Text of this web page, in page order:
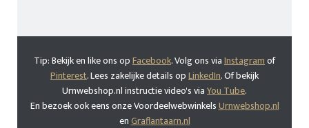
Tip: Bekijk en like ons opFacebook. Volg ons viaInstagramof
Pinterest. Lees zakelijke details opLinkedIn. Of bekijk
Urnwebshop.nl instructie video's viaYou Tube.
En bezoek ook eens onze VoordeelwebwinkelsUrnwebshop.nl
enGraflantaarn.nl